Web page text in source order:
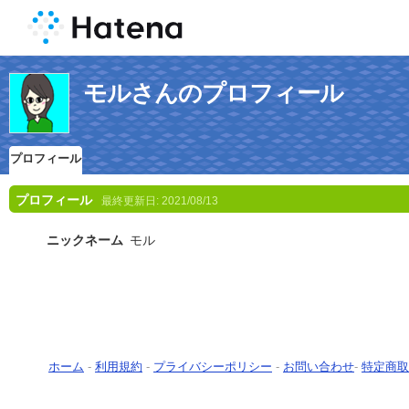
モルさんのプロフィール
プロフィール
プロフィール 最終更新日: 2021/08/13
ニックネーム モル
ホーム - 利用規約 - プライバシーポリシー - お問い合わせ- 特定商